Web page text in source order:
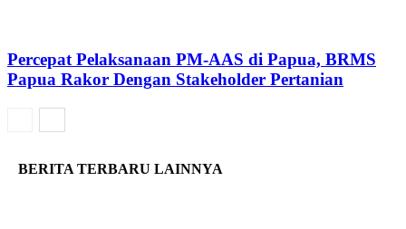
Percepat Pelaksanaan PM-AAS di Papua, BRMS
Papua Rakor Dengan Stakeholder Pertanian
BERITA TERBARU LAINNYA